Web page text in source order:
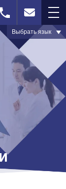
Форма
обратной
связи
Выбрать язык